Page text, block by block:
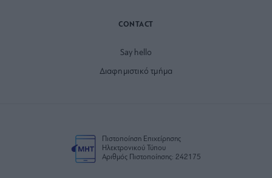
CONTACT
Say hello
Διαφημιστικό τμήμα
Πιστοποίηση Επιχείρησης
Ηλεκτρονικού Τύπου
Αριθμός Πιστοποίησης: 242175